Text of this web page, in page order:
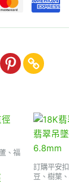
、福
訂購平安
豆、樹葉、